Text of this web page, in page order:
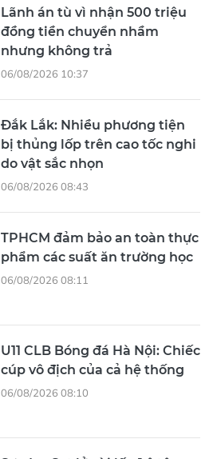
Lãnh án tù vì nhận 500 triệu
đồng tiền chuyển nhầm
nhưng không trả
06/08/2026 10:37
Đắk Lắk: Nhiều phương tiện
bị thủng lốp trên cao tốc nghi
do vật sắc nhọn
06/08/2026 08:43
TPHCM đảm bảo an toàn thực
phẩm các suất ăn trường học
06/08/2026 08:11
U11 CLB Bóng đá Hà Nội: Chiếc
cúp vô địch của cả hệ thống
06/08/2026 08:10